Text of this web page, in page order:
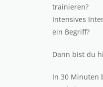
trainieren?
Intensives
ein Begriff?
Dann bist du
In 30 Minuten